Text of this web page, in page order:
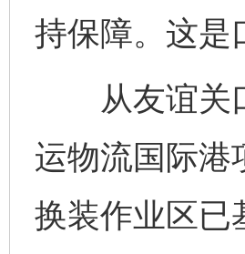
持保障。这是
从友谊关口
运物流国际港
换装作业区已